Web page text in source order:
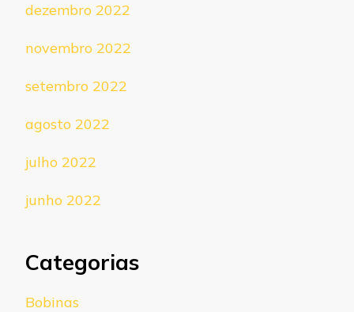
dezembro 2022
novembro 2022
setembro 2022
agosto 2022
julho 2022
junho 2022
Categorias
Bobinas